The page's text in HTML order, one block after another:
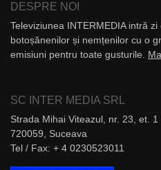
DESPRE NOI
Televiziunea INTERMEDIA intră
botoșănenilor și nemțenilor cu o
emisiuni pentru toate gusturile.
SC INTER MEDIA SRL
Strada Mihai Viteazul, nr. 23, et. 1
720059, Suceava
Tel / Fax: + 4 0230523011